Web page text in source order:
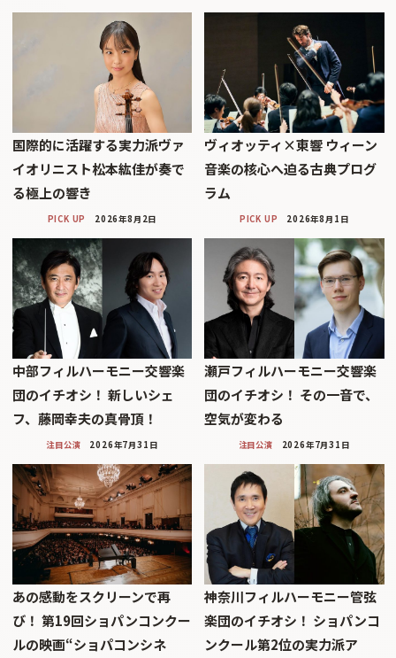
国際的に活躍する実力派ヴァ
イオリニスト松本紘佳が奏で
る極上の響き
PICK UP 2026年8月2日
ヴィオッティ×東響 ウィーン
音楽の核心へ迫る古典プログ
ラム
PICK UP 2026年8月1日
中部フィルハーモニー交響楽
団のイチオシ！ 新しいシェ
フ、藤岡幸夫の真骨頂！
注目公演 2026年7月31日
瀬戸フィルハーモニー交響楽
団のイチオシ！ その一音で、
空気が変わる
注目公演 2026年7月31日
あの感動をスクリーンで再
び！ 第19回ショパンコンクー
ルの映画“ショパコンシネ
神奈川フィルハーモニー管弦
楽団のイチオシ！ ショパンコ
ンクール第2位の実力派ア